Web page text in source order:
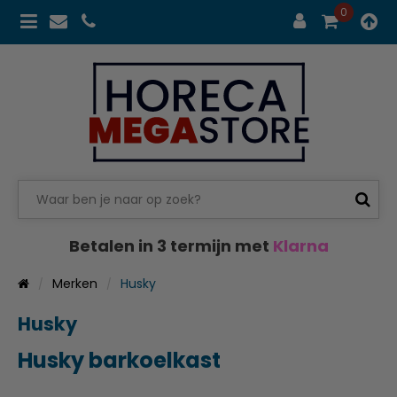
0
Betalen in 3 termijn met Klarna
Merken Husky
Husky
Husky barkoelkast